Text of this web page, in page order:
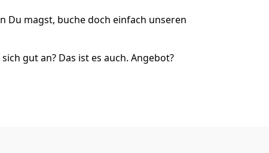
Du magst, buche doch einfach unseren
gut an? Das ist es auch. Angebot?